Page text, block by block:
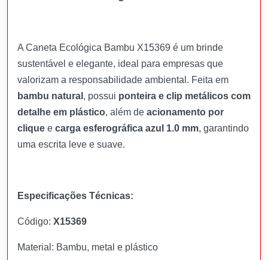
A Caneta Ecológica Bambu X15369 é um brinde
sustentável e elegante, ideal para empresas que
valorizam a responsabilidade ambiental. Feita em
bambu natural , possui ponteira e clip metálicos com
detalhe em plástico, além de acionamento por
clique e carga esferográfica azul 1.0 mm, garantindo
uma escrita leve e suave.
Especificações Técnicas:
Código: X15369
Material: Bambu, metal e plástico